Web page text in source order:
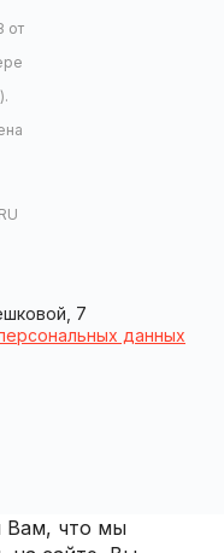
от
7
данных
Вам, что мы